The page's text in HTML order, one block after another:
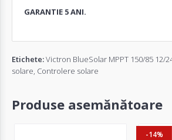
GARANTIE 5 ANI.
Etichete:Victron BlueSolar MPPT 150/85 12/
solare Controlere solare
Produse asemănătoare
-14%